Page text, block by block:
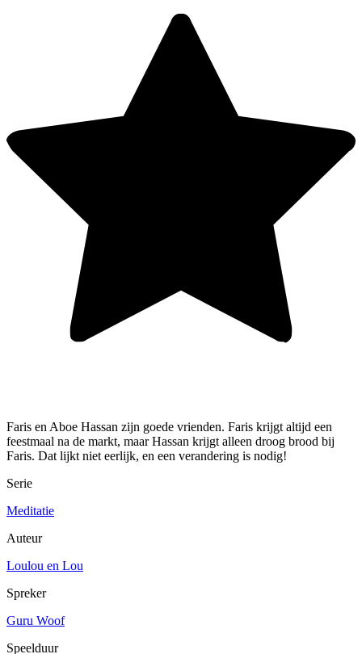
Faris en Aboe Hassan zijn goede vrienden. Faris krijgt altijd een
feestmaal na de markt, maar Hassan krijgt alleen droog brood bij
Faris. Dat lijkt niet eerlijk, en een verandering is nodig!
Serie
Meditatie
Auteur
Loulou en Lou
Spreker
Guru Woof
Speelduur